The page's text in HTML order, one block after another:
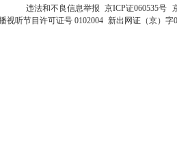
违法和不良信息举报 京ICP证060535号
视听节目许可证号 0102004 新出网证（京）